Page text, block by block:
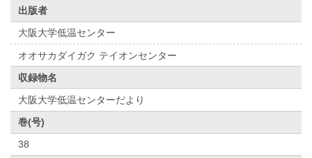
出版者
大阪大学低温センター
オオサカダイガク テイオンセンター
収録物名
大阪大学低温センターだより
巻(号)
38